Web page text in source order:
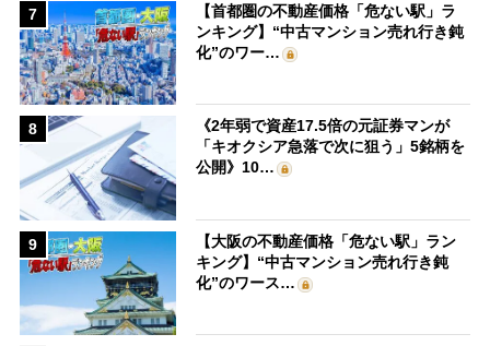
7
【首都圏の不動産価格「危ない駅」ラ
ンキング】“中古マンション売れ行き鈍
化”のワー…
8
《2年弱で資産17.5倍の元証券マンが
「キオクシア急落で次に狙う」5銘柄を
公開》10…
9
【大阪の不動産価格「危ない駅」ラン
キング】“中古マンション売れ行き鈍
化”のワース…